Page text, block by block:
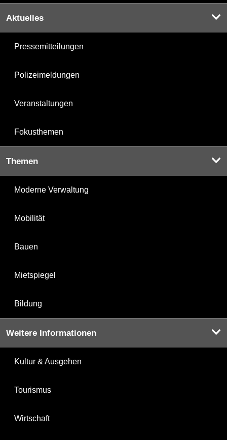
Aktuelles
Pressemitteilungen
Polizeimeldungen
Veranstaltungen
Fokusthemen
Themen
Moderne Verwaltung
Mobilität
Bauen
Mietspiegel
Bildung
Weitere Informationen
Kultur & Ausgehen
Tourismus
Wirtschaft